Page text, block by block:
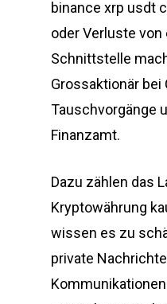
binance xrp usdt
oder Verluste von
Schnittstelle
Grossaktionär bei
Tauschvorgänge
Finanzamt.
Dazu zählen das
Kryptowährung
wissen es zu
private